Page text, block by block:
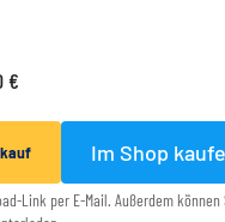
€
Im Shop
Link per E-Mail. Außerdem